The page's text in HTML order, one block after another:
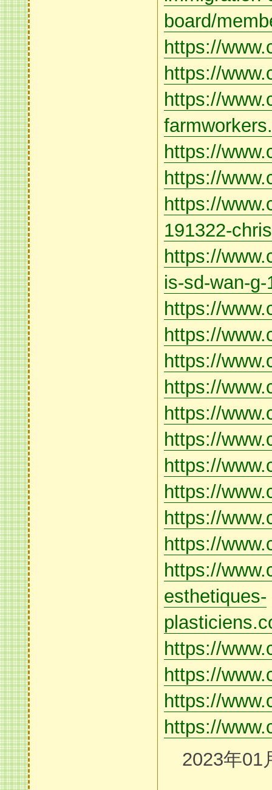
board/
https://
https://
https://
https://
https://
https://
191322-
https://
is-sd-wan-g-
https://
https://
https://
https://
https://
https://
https://
https://
https://
https://
https://
esthetiques-
https://
https://
https://
https://
2023年01